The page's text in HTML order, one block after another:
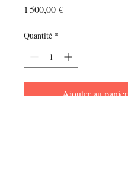
1 500,00 €Prix
Quantité *
Ajouter au panier